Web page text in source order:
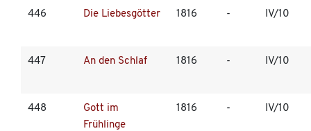
446 Die Liebesgötter 1816 - IV/10
447 An den Schlaf 1816 - IV/10
448
Gott im
Frühlinge
1816 - IV/10